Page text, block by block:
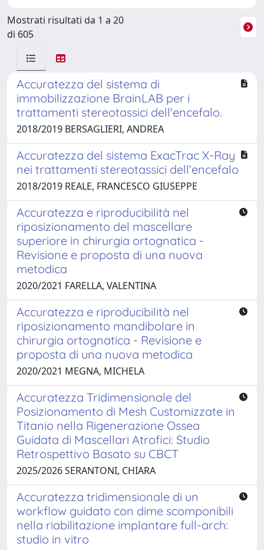
Mostrati risultati da 1 a 20
di 605
Accuratezza del sistema di
immobilizzazione BrainLAB per i
trattamenti stereotassici dell'encefalo.
2018/2019 BERSAGLIERI, ANDREA
Accuratezza del sistema ExacTrac X-Ray
nei trattamenti stereotassici dell’encefalo
2018/2019 REALE, FRANCESCO GIUSEPPE
Accuratezza e riproducibilità nel
riposizionamento del mascellare
superiore in chirurgia ortognatica -
Revisione e proposta di una nuova
metodica
2020/2021 FARELLA, VALENTINA
Accuratezza e riproducibilità nel
riposizionamento mandibolare in
chirurgia ortognatica - Revisione e
proposta di una nuova metodica
2020/2021 MEGNA, MICHELA
Accuratezza Tridimensionale del
Posizionamento di Mesh Customizzate in
Titanio nella Rigenerazione Ossea
Guidata di Mascellari Atrofici: Studio
Retrospettivo Basato su CBCT
2025/2026 SERANTONI, CHIARA
Accuratezza tridimensionale di un
workflow guidato con dime scomponibili
nella riabilitazione implantare full-arch:
studio in vitro